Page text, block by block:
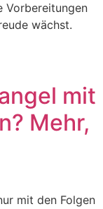
Vorbereitungen
wächst.
mit
Mehr,
mit den Folgen